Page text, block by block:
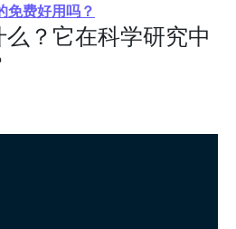
免费好用吗？
？它在科学研究中